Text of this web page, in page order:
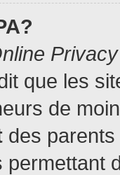
que les
de
des parents